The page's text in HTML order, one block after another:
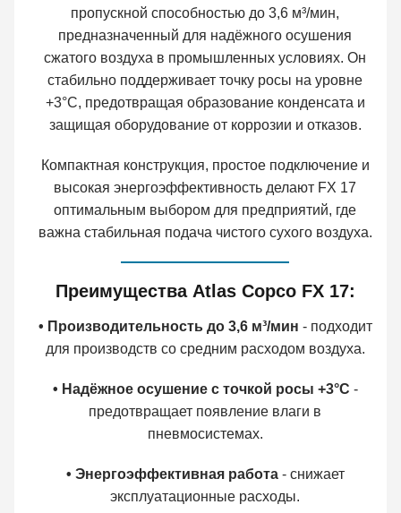
пропускной способностью до 3,6 м³/мин,
предназначенный для надёжного осушения
сжатого воздуха в промышленных условиях. Он
стабильно поддерживает точку росы на уровне
+3°C, предотвращая образование конденсата и
защищая оборудование от коррозии и отказов.
Компактная конструкция, простое подключение и
высокая энергоэффективность делают FX 17
оптимальным выбором для предприятий, где
важна стабильная подача чистого сухого воздуха.
Преимущества Atlas Copco FX 17:
• Производительность до 3,6 м³/мин - подходит
для производств со средним расходом воздуха.
• Надёжное осушение с точкой росы +3°C -
предотвращает появление влаги в
пневмосистемах.
• Энергоэффективная работа - снижает
эксплуатационные расходы.